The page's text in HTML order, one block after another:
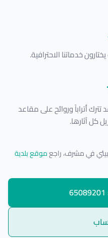
تترك أتراباً وروائح على مقاعد
كل آثارها.
في مشرف، راجعموقع بلدية